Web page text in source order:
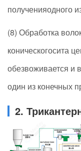
полученияодного
(8) Обработка
коническогосита
обезвоживается и
один из конечных
2.